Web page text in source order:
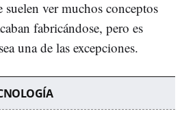
suelen ver muchos conceptos
fabricándose, pero es
una de las excepciones.